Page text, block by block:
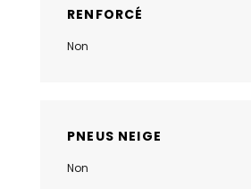
RENFORCÉ
Non
PNEUS NEIGE
Non